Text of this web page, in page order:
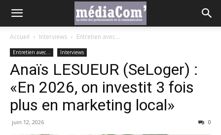
Accueil Interviews Entretien avec...
Entretien avec... Interviews
Anaïs LESUEUR (SeLoger) :
«En 2026, on investit 3 fois
plus en marketing local»
juin 12, 2026 0